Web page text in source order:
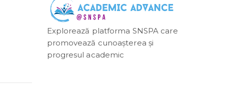
Explorează platforma SNSPA care
promovează cunoașterea și
progresul academic